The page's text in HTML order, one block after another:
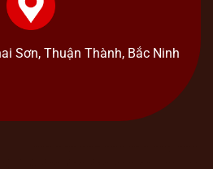
Sơn, Thuận Thành, Bắc Ninh